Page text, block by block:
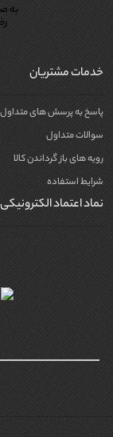
به
خدمات مشتریان
پاسخ به پرسش های متداول
سوالات متداول
رویه های باز گرداندن کالا
شرایط استفاده
نماد اعتماد الکترونیکی